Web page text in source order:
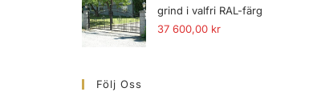
grind i valfri RAL-färg
37 600,00 kr
Följ Oss